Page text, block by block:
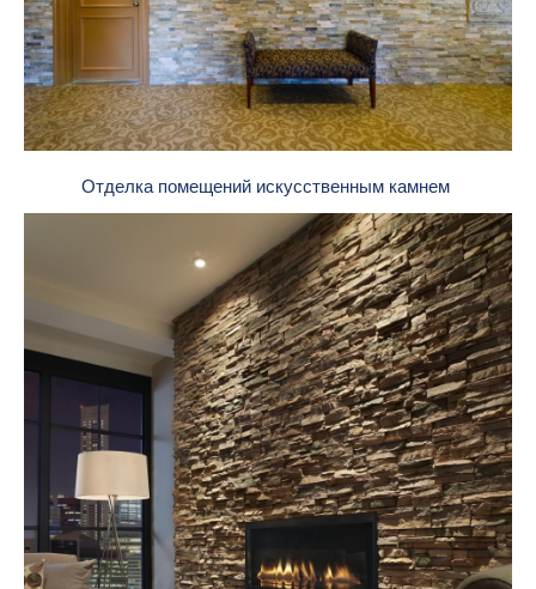
Отделка помещений искусственным камнем